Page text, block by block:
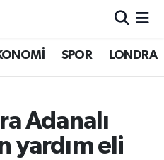
SPOR LONDRA
Adanalı
yardım eli